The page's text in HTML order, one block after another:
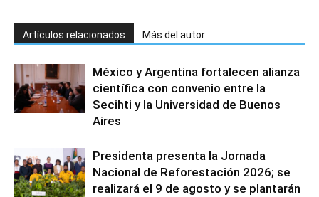
Artículos relacionados Más del autor
México y Argentina fortalecen alianza
científica con convenio entre la
Secihti y la Universidad de Buenos
Aires
Presidenta presenta la Jornada
Nacional de Reforestación 2026; se
realizará el 9 de agosto y se plantarán